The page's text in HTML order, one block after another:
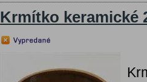
Krmítko keramické